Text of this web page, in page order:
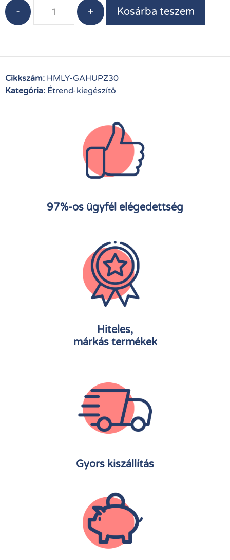
- + Kosárba teszem
Cikkszám: HMLY-GAHUPZ30
Kategória: Étrend-kiegészítő
97%-os ügyfél elégedettség
Hiteles,
márkás termékek
Gyors kiszállítás